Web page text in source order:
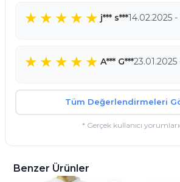
j*** s***14.02.2025 -
A*** G***23.01.2025
Tüm Değerlendirmeleri
* Gerçek kullanıcı
Benzer Ürünler